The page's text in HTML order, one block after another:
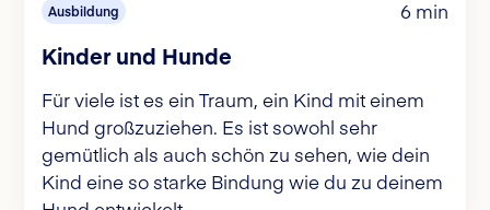
Ausbildung 6 min
Kinder und Hunde
Für viele ist es ein Traum, ein Kind mit einem
Hund großzuziehen. Es ist sowohl sehr
gemütlich als auch schön zu sehen, wie dein
Kind eine so starke Bindung wie du zu deinem